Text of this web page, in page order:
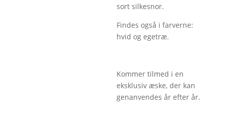
sort silkesnor.
Findes også i farverne:
hvid og egetræ.
Kommer tilmed i en
eksklusiv æske, der kan
genanvendes år efter år.